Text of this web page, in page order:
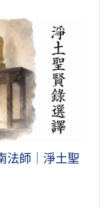
法師｜淨土聖